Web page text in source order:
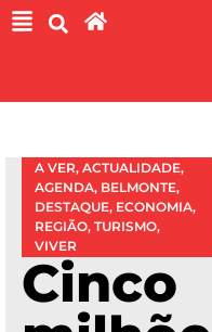
A VER, ACTUALIDADE,
AGENDA, BELMONTE,
DESTAQUE, ECONOMIA,
REGIÃO, TURISMO,
VIVER
Cinco